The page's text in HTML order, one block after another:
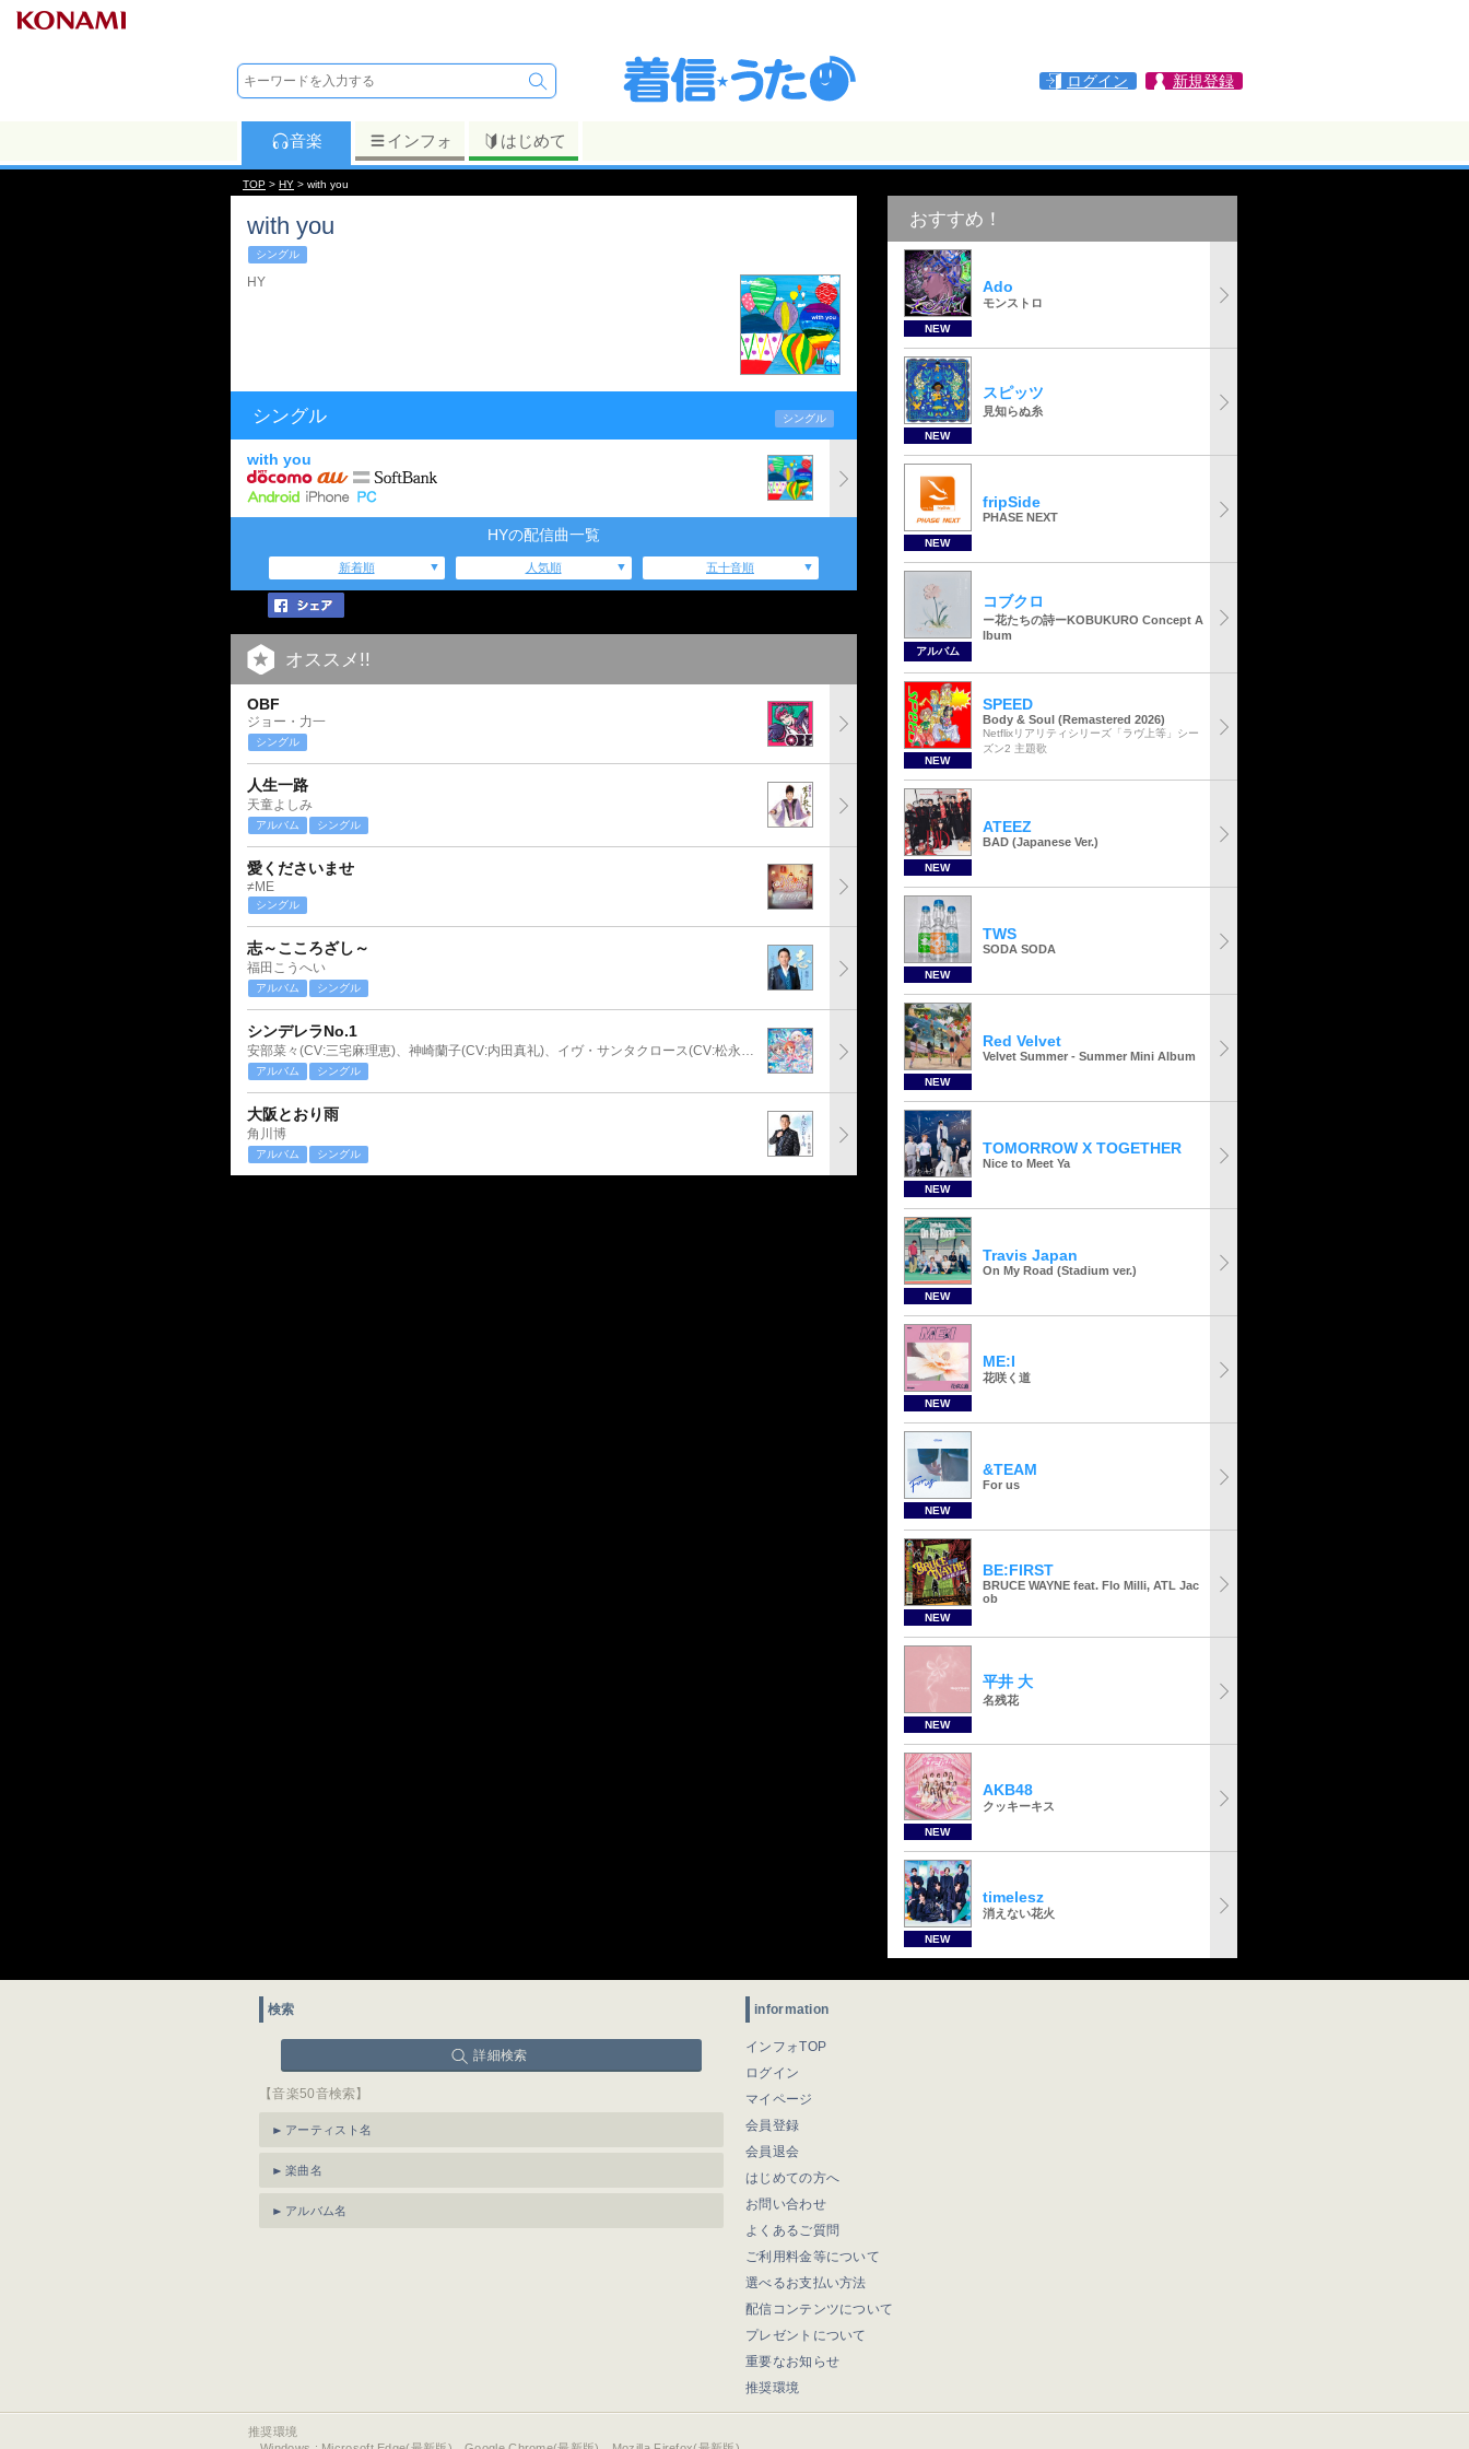
ログイン 新規登録
音楽 インフォ はじめて
TOP > HY > with you
with you
シングル
HY
シングル シングル
with you
HYの配信曲一覧
新着順 人気順 五十音順
オススメ!!
OBF
ジョー・力一
シングル
人生一路
天童よしみ
アルバム シングル
愛くださいませ
≠ME
シングル
志～こころざし～
福田こうへい
アルバム シングル
シンデレラNo.1
安部菜々(CV:三宅麻理恵)、神崎蘭子(CV:内田真礼)、イヴ・サンタクロース(CV:松永あかね)
アルバム シングル
大阪とおり雨
角川博
アルバム シングル
おすすめ！
NEW
Ado
モンストロ
NEW
スピッツ
見知らぬ糸
NEW
fripSide
PHASE NEXT
アルバム
コブクロ
ー花たちの詩ーKOBUKURO Concept A
lbum
NEW
SPEED
Body & Soul (Remastered 2026)
Netflixリアリティシリーズ「ラヴ上等」シー
ズン2 主題歌
NEW
ATEEZ
BAD (Japanese Ver.)
NEW
TWS
SODA SODA
NEW
Red Velvet
Velvet Summer - Summer Mini Album
NEW
TOMORROW X TOGETHER
Nice to Meet Ya
NEW
Travis Japan
On My Road (Stadium ver.)
NEW
ME:I
花咲く道
NEW
&TEAM
For us
NEW
BE:FIRST
BRUCE WAYNE feat. Flo Milli, ATL Jac
ob
NEW
平井 大
名残花
NEW
AKB48
クッキーキス
NEW
timelesz
消えない花火
検索
詳細検索
【音楽50音検索】
アーティスト名
楽曲名
アルバム名
information
インフォTOP
ログイン
マイページ
会員登録
会員退会
はじめての方へ
お問い合わせ
よくあるご質問
ご利用料金等について
選べるお支払い方法
配信コンテンツについて
プレゼントについて
重要なお知らせ
推奨環境
推奨環境